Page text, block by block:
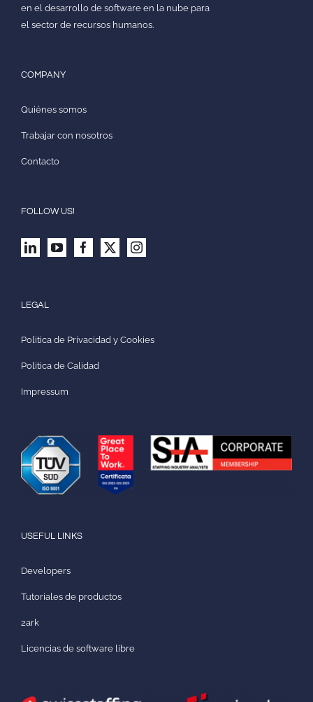
en el desarrollo de software en la nube para
el sector de recursos humanos.
COMPANY
Quiénes somos
Trabajar con nosotros
Contacto
FOLLOW US!
LEGAL
Politica de Privacidad y Cookies
Politica de Calidad
Impressum
USEFUL LINKS
Developers
Tutoriales de productos
2ark
Licencias de software libre